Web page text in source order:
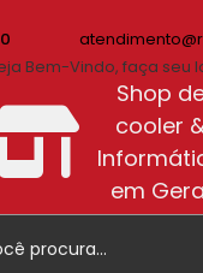
Shop
cooler
em
Bem-Vindo, faça seu